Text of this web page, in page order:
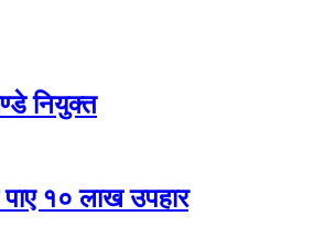
नियुक्त
१० लाख उपहार